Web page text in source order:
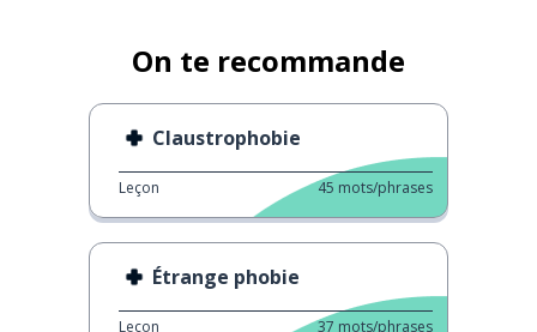
On te recommande
Claustrophobie
Leçon 45 mots/phrases
Étrange phobie
Leçon 37 mots/phrases